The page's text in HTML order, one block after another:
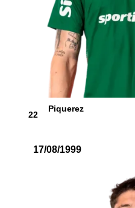
22
Piquerez
17/08/1999